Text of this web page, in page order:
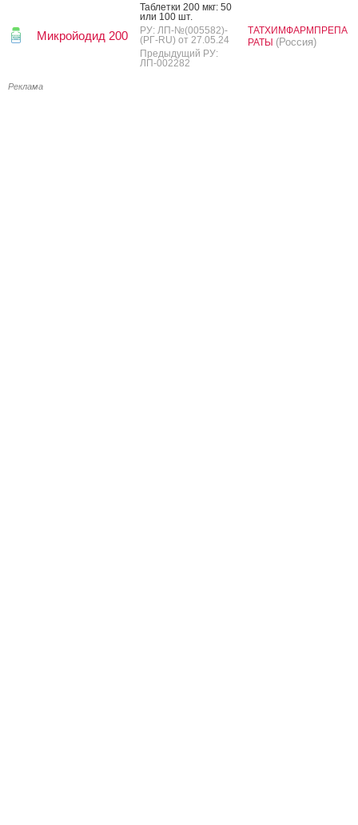
Микройодид 200
Таб­летки 200 мкг: 50
или 100 шт.
РУ: ЛП-№(005582)-
(РГ-RU) от 27.05.24
Предыдущий РУ:
ЛП-002282
ТАТХИМФАРМПРЕПА
РАТЫ (Россия)
Реклама